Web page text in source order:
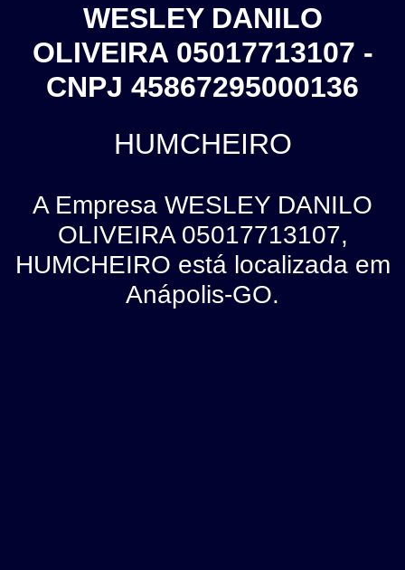
WESLEY DANILO
OLIVEIRA 05017713107 -
CNPJ 45867295000136
HUMCHEIRO
A Empresa WESLEY DANILO
OLIVEIRA 05017713107,
HUMCHEIRO está localizada em
Anápolis-GO.